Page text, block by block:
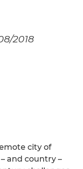
2018
city of
and country –